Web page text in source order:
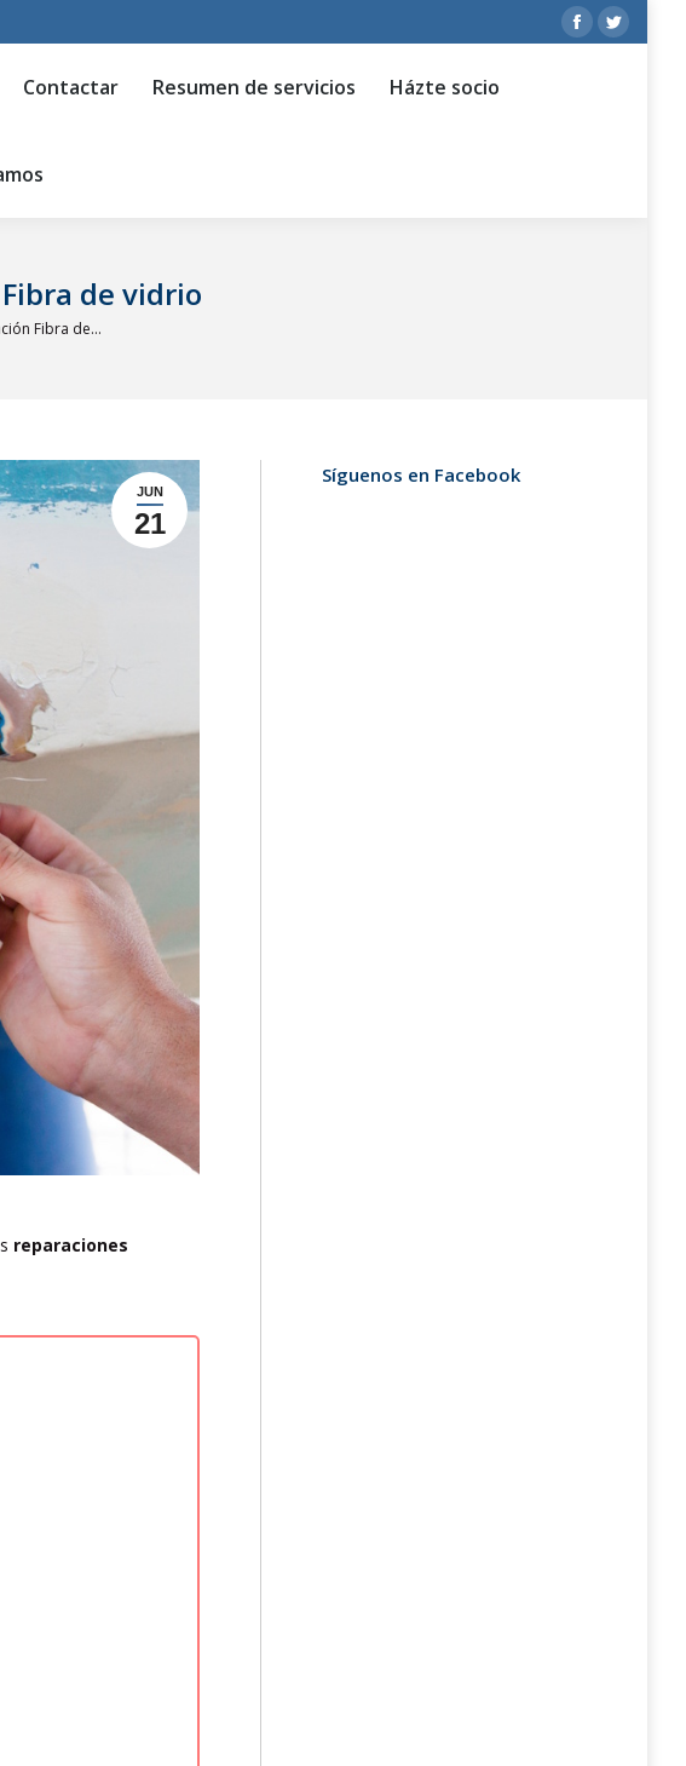
Facebook
Twitter
Contactar Resumen de servicios Házte socio
de vidrio
Fibra de…
JUN
21
reparaciones
Síguenos en Facebook
Resumen de servicios Házte socio Dónde estamos